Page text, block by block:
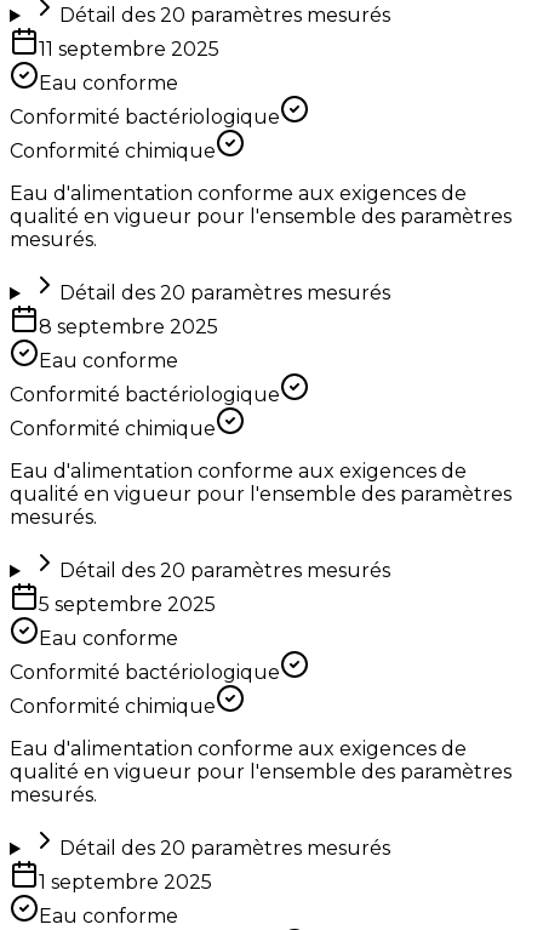
Détail des 20 paramètres mesurés
11 septembre 2025
Eau conforme
Conformité bactériologique
Conformité chimique
Eau d'alimentation conforme aux exigences de
qualité en vigueur pour l'ensemble des paramètres
mesurés.
Détail des 20 paramètres mesurés
8 septembre 2025
Eau conforme
Conformité bactériologique
Conformité chimique
Eau d'alimentation conforme aux exigences de
qualité en vigueur pour l'ensemble des paramètres
mesurés.
Détail des 20 paramètres mesurés
5 septembre 2025
Eau conforme
Conformité bactériologique
Conformité chimique
Eau d'alimentation conforme aux exigences de
qualité en vigueur pour l'ensemble des paramètres
mesurés.
Détail des 20 paramètres mesurés
1 septembre 2025
Eau conforme